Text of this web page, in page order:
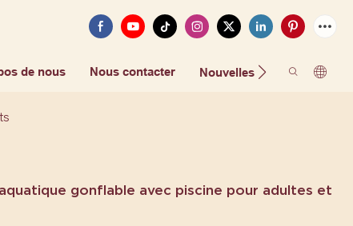
de nous Nous contacter Nouvelles FAQ
gonflable avec piscine pour adultes et